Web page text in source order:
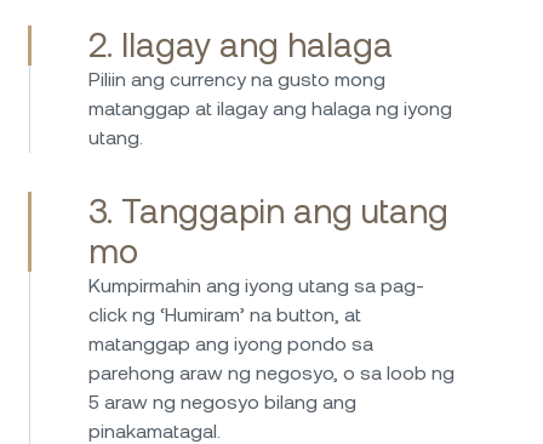
paraan para pamahalaan ang mga crypto
asset at kumita ng kita mula sa
pamumuhunan. Lubos kong maire-rekomenda
ang Nexo – user-friendly, maaasahan, at
namumukod-tangi ang plataporma dahil sa
nito. Isang mahusay na kumpanya na malinaw
na naiiba sa kompetisyon.
Ilang taon ko nang ginagamit ang Nexo at
lubos akong humahanga sa kanilang serbisyo.
User-friendly ang plataporma, kaya madali
kahit para sa mga baguhan na mag-navigate.
Ang mga rate ng interes para sa paghiram at
kumikita ay kompetitibo, at pinahahalagahan
ko ang pagiging transparent sa mga bayarin
at termino. Dagdag pa, nagbibigay sa akin ng
kapanatagan ng loob ang mga hakbang sa
2. Ilagay ang halaga
Piliin ang currency na gusto mong
matanggap at ilagay ang halaga ng iyong
utang.
3. Tanggapin ang utang
mo
Kumpirmahin ang iyong utang sa pag-
click ng ‘Humiram’ na button, at
matanggap ang iyong pondo sa
parehong araw ng negosyo, o sa loob ng
5 araw ng negosyo bilang ang
pinakamatagal.